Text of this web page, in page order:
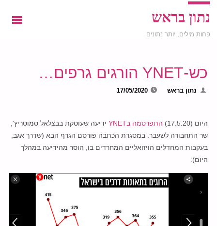
נתון בראש
פחות מילים, יותר נתונים
כש-YNET הורגים גרפים…
נתון בראש 17/05/2020
היום (17.5.20) התפרסמה בYNET
ידיעה שעוסקת בבצלאל סמוטריץ',
שר התחבורה לשעבר. במסגרת הכתבה פורסם הגרף הבא (שדרך אגב,
בעקבות המחדלים הויזואליים המחרדים בו, הוסר מהידיעה במהלך
היום):